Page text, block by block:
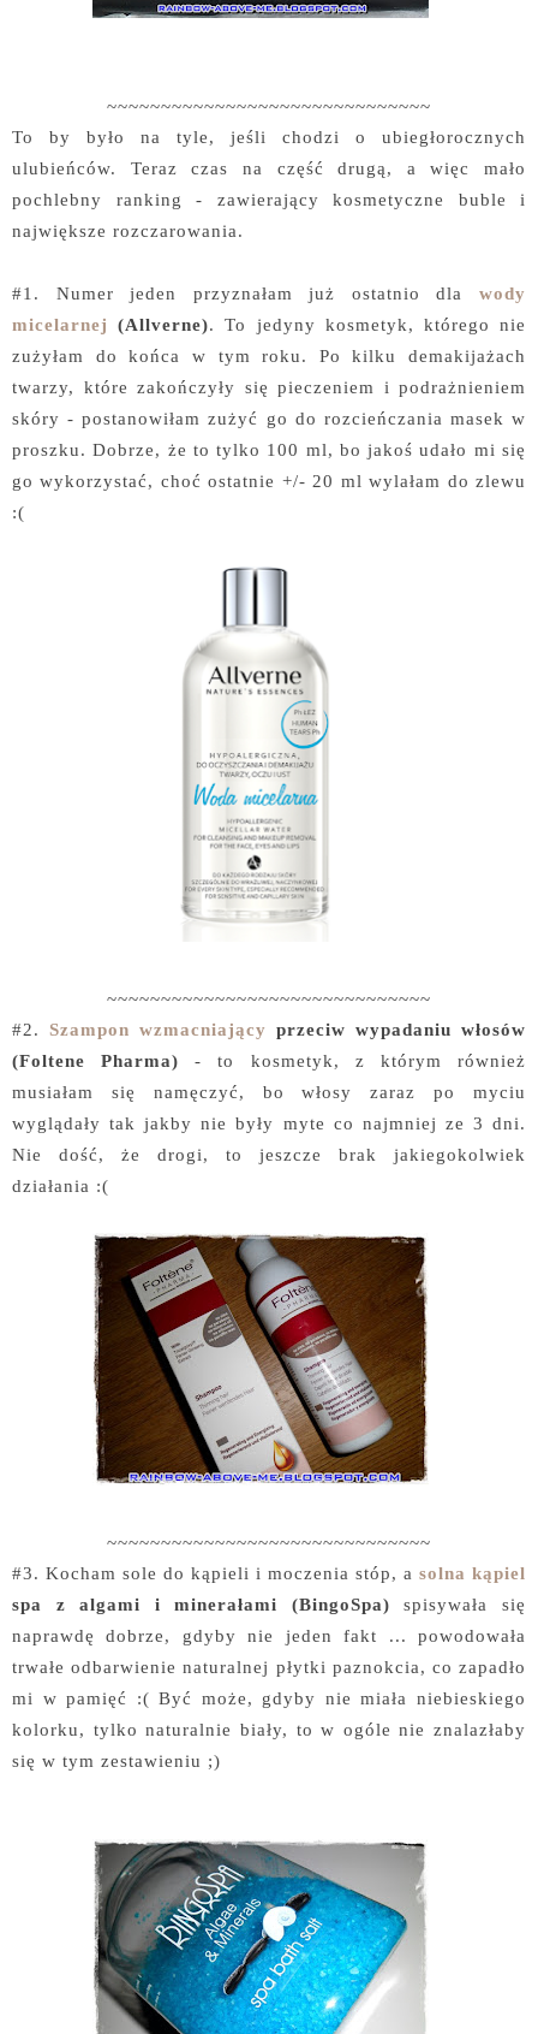
~~~~~~~~~~~~~~~~~~~~~~~~~~~~~~
To by było na tyle, jeśli chodzi o ubiegłorocznych
ulubieńców. Teraz czas na część drugą, a więc mało
pochlebny ranking - zawierający kosmetyczne buble i
największe rozczarowania.
#1. Numer jeden przyznałam już ostatnio dla wody
micelarnej (Allverne). To jedyny kosmetyk, którego nie
zużyłam do końca w tym roku. Po kilku demakijażach
twarzy, które zakończyły się pieczeniem i podrażnieniem
skóry - postanowiłam zużyć go do rozcieńczania masek w
proszku. Dobrze, że to tylko 100 ml, bo jakoś udało mi się
go wykorzystać, choć ostatnie +/- 20 ml wylałam do zlewu
:(
~~~~~~~~~~~~~~~~~~~~~~~~~~~~~~
#2. Szampon wzmacniający przeciw wypadaniu włosów
(Foltene Pharma) - to kosmetyk, z którym również
musiałam się namęczyć, bo włosy zaraz po myciu
wyglądały tak jakby nie były myte co najmniej ze 3 dni.
Nie dość, że drogi, to jeszcze brak jakiegokolwiek
działania :(
~~~~~~~~~~~~~~~~~~~~~~~~~~~~~~
#3. Kocham sole do kąpieli i moczenia stóp, a solna kąpiel
spa z algami i minerałami (BingoSpa)spisywała się
naprawdę dobrze, gdyby nie jeden fakt ... powodowała
trwałe odbarwienie naturalnej płytki paznokcia, co zapadło
mi w pamięć :( Być może, gdyby nie miała niebieskiego
kolorku, tylko naturalnie biały, to w ogóle nie znalazłaby
się w tym zestawieniu ;)